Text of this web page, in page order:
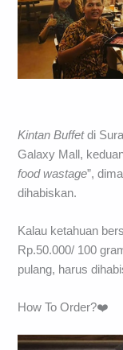
Kintan Buffetdi
Galaxy Mall,
food wastage”,
dihabiskan.
Kalau ketahuan
Rp.50.000/ 100
pulang, harus
How To Order?❤️